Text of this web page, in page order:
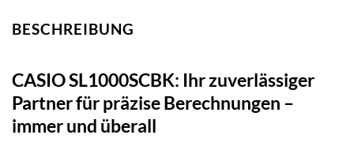
BESCHREIBUNG
CASIO SL1000SCBK: Ihr zuverlässiger
Partner für präzise Berechnungen –
immer und überall